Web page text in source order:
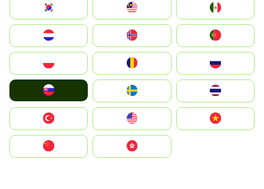
South Korea
United States
中國香港特別行政區